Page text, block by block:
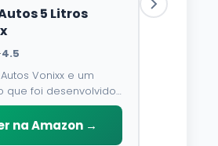
5 Litros
4.5
Vonixx e um
que foi desenvolvido
proteger e
a lataria do veiculo.
pH neutro, pode
na Amazon →